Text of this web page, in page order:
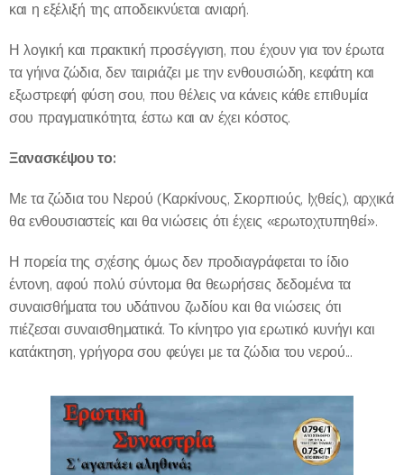
και η εξέλιξή της αποδεικνύεται ανιαρή.
Η λογική και πρακτική προσέγγιση, που έχουν για τον έρωτα
τα γήινα ζώδια, δεν ταιριάζει με την ενθουσιώδη, κεφάτη και
εξωστρεφή φύση σου, που θέλεις να κάνεις κάθε επιθυμία
σου πραγματικότητα, έστω και αν έχει κόστος.
Ξανασκέψου το:
Με τα ζώδια του Νερού (Καρκίνους, Σκορπιούς, Ιχθείς), αρχικά
θα ενθουσιαστείς και θα νιώσεις ότι έχεις «ερωτοχτυπηθεί».
Η πορεία της σχέσης όμως δεν προδιαγράφεται το ίδιο
έντονη, αφού πολύ σύντομα θα θεωρήσεις δεδομένα τα
συναισθήματα του υδάτινου ζωδίου και θα νιώσεις ότι
πιέζεσαι συναισθηματικά. Το κίνητρο για ερωτικό κυνήγι και
κατάκτηση, γρήγορα σου φεύγει με τα ζώδια του νερού...